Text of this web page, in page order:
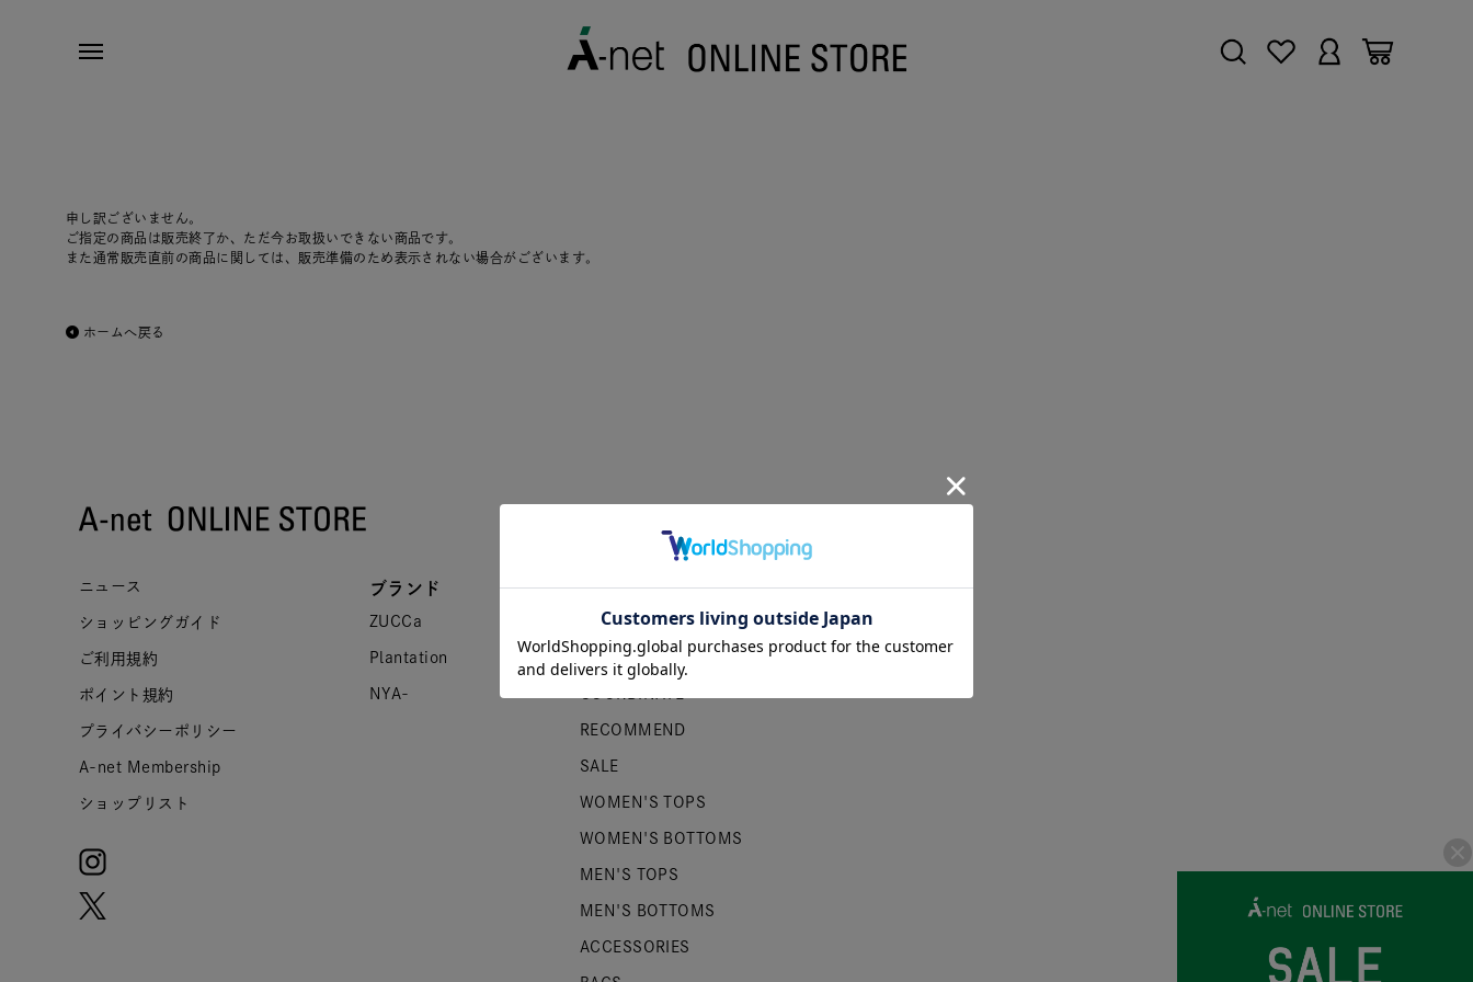
申し訳ございません。
ご指定の商品は販売終了か、ただ今お取扱いできない商品です。
また通常販売直前の商品に関しては、販売準備のため表示されない場合がございます。
ホームへ戻る
ニュース
ショッピングガイド
ご利用規約
ポイント規約
プライバシーポリシー
A-net Membership
ショップリスト
ブランド
ZUCCa
Plantation
NYA-
カテゴリー
NEW ITEMS
PRE ORDER
RECOMMEND
SALE
WOMEN'S TOPS
WOMEN'S BOTTOMS
MEN'S TOPS
MEN'S BOTTOMS
ACCESSORIES